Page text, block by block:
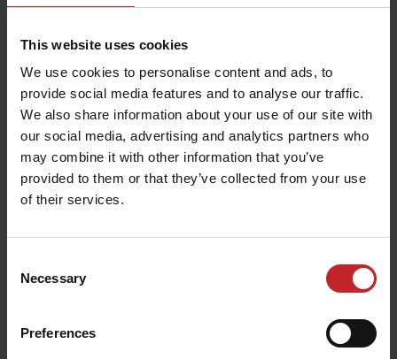
This website uses cookies
We use cookies to personalise content and ads, to
provide social media features and to analyse our traffic.
We also share information about your use of our site with
our social media, advertising and analytics partners who
may combine it with other information that you’ve
provided to them or that they’ve collected from your use
of their services.
Selection
Necessary
Preferences
Научете настройките на редовата секция за Tempo
F.